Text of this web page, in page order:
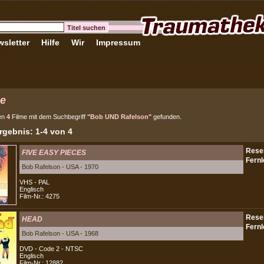
Hilfe Wir Impressum
4 Filme mit dem Suchbegriff "Bob UND Rafelson" gefunden.
1-4 von 4
FIVE EASY PIECES
Bob Rafelson - USA - 1970
VHS - PAL
Englisch
Film-Nr.: 4275
HEAD
Bob Rafelson - USA - 1968
DVD - Code 2 - NTSC
Englisch